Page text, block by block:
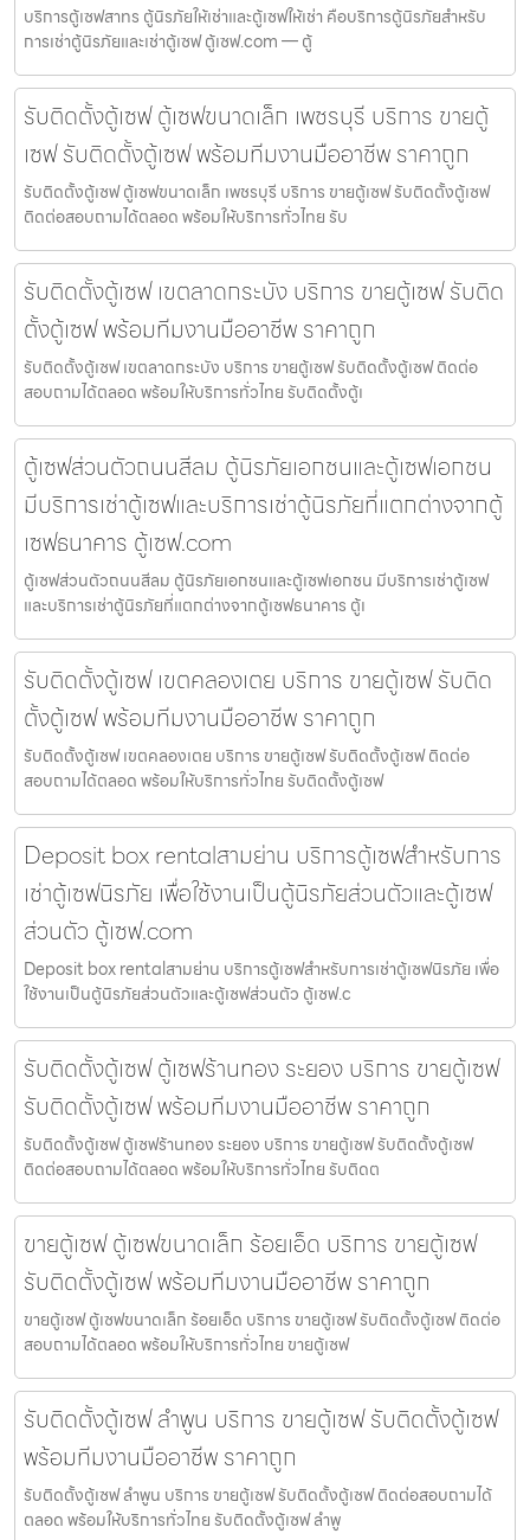
บริการตู้เซฟสาทร ตู้นิรภัยให้เช่าและตู้เซฟให้เช่า คือบริการตู้นิรภัยสำหรับ
การเช่าตู้นิรภัยและเช่าตู้เซฟ ตู้เซฟ.com — ตู้
รับติดตั้งตู้เซฟ ตู้เซฟขนาดเล็ก เพชรบุรี บริการ ขายตู้
เซฟ รับติดตั้งตู้เซฟ พร้อมทีมงานมืออาชีพ ราคาถูก
รับติดตั้งตู้เซฟ ตู้เซฟขนาดเล็ก เพชรบุรี บริการ ขายตู้เซฟ รับติดตั้งตู้เซฟ
ติดต่อสอบถามได้ตลอด พร้อมให้บริการทั่วไทย รับ
รับติดตั้งตู้เซฟ เขตลาดกระบัง บริการ ขายตู้เซฟ รับติด
ตั้งตู้เซฟ พร้อมทีมงานมืออาชีพ ราคาถูก
รับติดตั้งตู้เซฟ เขตลาดกระบัง บริการ ขายตู้เซฟ รับติดตั้งตู้เซฟ ติดต่อ
สอบถามได้ตลอด พร้อมให้บริการทั่วไทย รับติดตั้งตู้เ
ตู้เซฟส่วนตัวถนนสีลม ตู้นิรภัยเอกชนและตู้เซฟเอกชน
มีบริการเช่าตู้เซฟและบริการเช่าตู้นิรภัยที่แตกต่างจากตู้
เซฟธนาคาร ตู้เซฟ.com
ตู้เซฟส่วนตัวถนนสีลม ตู้นิรภัยเอกชนและตู้เซฟเอกชน มีบริการเช่าตู้เซฟ
และบริการเช่าตู้นิรภัยที่แตกต่างจากตู้เซฟธนาคาร ตู้เ
รับติดตั้งตู้เซฟ เขตคลองเตย บริการ ขายตู้เซฟ รับติด
ตั้งตู้เซฟ พร้อมทีมงานมืออาชีพ ราคาถูก
รับติดตั้งตู้เซฟ เขตคลองเตย บริการ ขายตู้เซฟ รับติดตั้งตู้เซฟ ติดต่อ
สอบถามได้ตลอด พร้อมให้บริการทั่วไทย รับติดตั้งตู้เซฟ
Deposit box rentalสามย่าน บริการตู้เซฟสำหรับการ
เช่าตู้เซฟนิรภัย เพื่อใช้งานเป็นตู้นิรภัยส่วนตัวและตู้เซฟ
ส่วนตัว ตู้เซฟ.com
Deposit box rentalสามย่าน บริการตู้เซฟสำหรับการเช่าตู้เซฟนิรภัย เพื่อ
ใช้งานเป็นตู้นิรภัยส่วนตัวและตู้เซฟส่วนตัว ตู้เซฟ.c
รับติดตั้งตู้เซฟ ตู้เซฟร้านทอง ระยอง บริการ ขายตู้เซฟ
รับติดตั้งตู้เซฟ พร้อมทีมงานมืออาชีพ ราคาถูก
รับติดตั้งตู้เซฟ ตู้เซฟร้านทอง ระยอง บริการ ขายตู้เซฟ รับติดตั้งตู้เซฟ
ติดต่อสอบถามได้ตลอด พร้อมให้บริการทั่วไทย รับติดต
ขายตู้เซฟ ตู้เซฟขนาดเล็ก ร้อยเอ็ด บริการ ขายตู้เซฟ
รับติดตั้งตู้เซฟ พร้อมทีมงานมืออาชีพ ราคาถูก
ขายตู้เซฟ ตู้เซฟขนาดเล็ก ร้อยเอ็ด บริการ ขายตู้เซฟ รับติดตั้งตู้เซฟ ติดต่อ
สอบถามได้ตลอด พร้อมให้บริการทั่วไทย ขายตู้เซฟ
รับติดตั้งตู้เซฟ ลำพูน บริการ ขายตู้เซฟ รับติดตั้งตู้เซฟ
พร้อมทีมงานมืออาชีพ ราคาถูก
รับติดตั้งตู้เซฟ ลำพูน บริการ ขายตู้เซฟ รับติดตั้งตู้เซฟ ติดต่อสอบถามได้
ตลอด พร้อมให้บริการทั่วไทย รับติดตั้งตู้เซฟ ลำพู